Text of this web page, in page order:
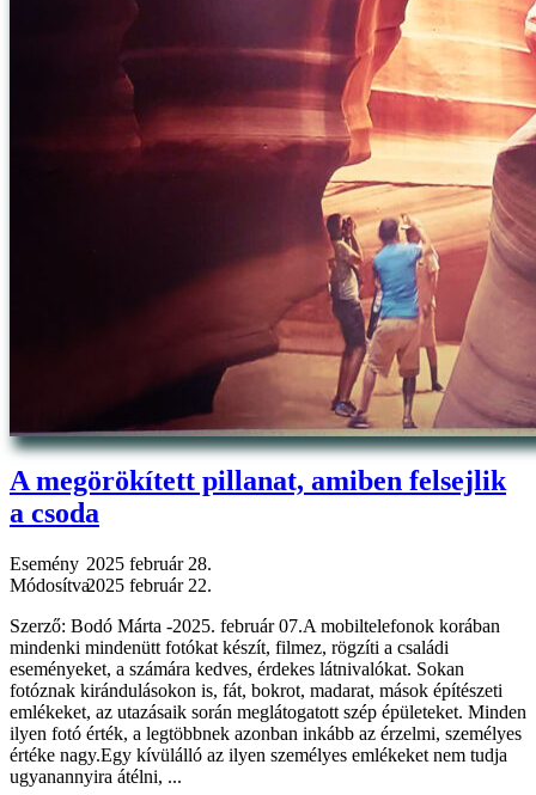
A megörökített pillanat, amiben felsejlik
a csoda
Esemény 2025 február 28.
Módosítva2025 február 22.
Szerző: Bodó Márta -2025. február 07.A mobiltelefonok korában
mindenki mindenütt fotókat készít, filmez, rögzíti a családi
eseményeket, a számára kedves, érdekes látnivalókat. Sokan
fotóznak kirándulásokon is, fát, bokrot, madarat, mások építészeti
emlékeket, az utazásaik során meglátogatott szép épületeket. Minden
ilyen fotó érték, a legtöbbnek azonban inkább az érzelmi, személyes
értéke nagy.Egy kívülálló az ilyen személyes emlékeket nem tudja
ugyanannyira átélni, ...